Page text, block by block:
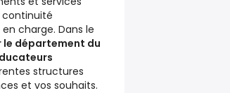
charge. Dans le
le département du
structures
et vos souhaits.